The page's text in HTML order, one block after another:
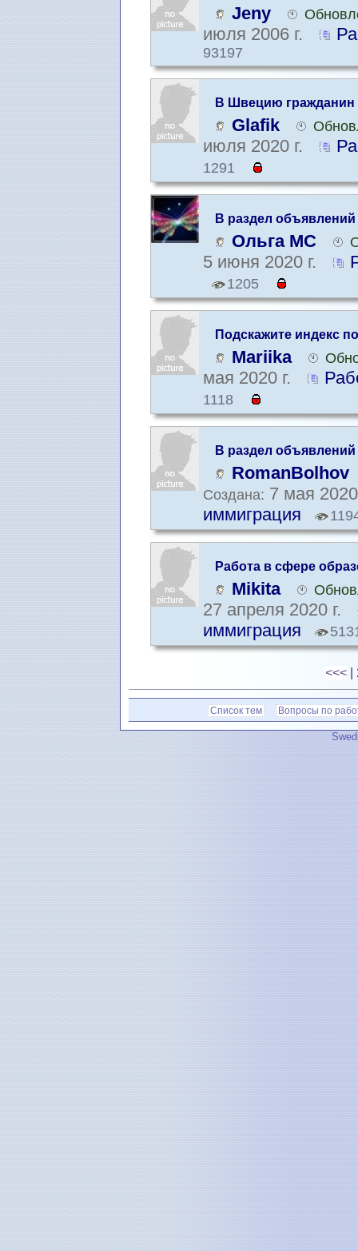
Jeny
июля 2006 г.
93197
В Швецию гражданин
Glafik
июля 2020 г.
1291
В раздел объявлений
Ольга МС
5 июня 2020 г.
1205
Подскажите индекс
Mariika
мая 2020 г.
1118
В раздел объявлений
RomanBolhov
Создана: 7 мая
иммиграция
Работа в сфере
Mikita
27 апреля 2020 г.
иммиграция
<<<
Список тем Вопросы по